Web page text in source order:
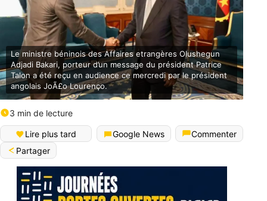
Le ministre béninois des Affaires etrangères Olushegun
Adjadi Bakari, porteur d’un message du président Patrice
Talon a été reçu en audience ce mercredi par le président
angolais JoÃ£o Lourenço.
3 min de lecture
Lire plus tard Google News
Commenter
Partager